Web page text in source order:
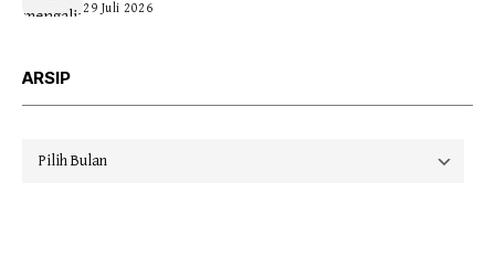
29 Juli 2026
ARSIP
Arsip